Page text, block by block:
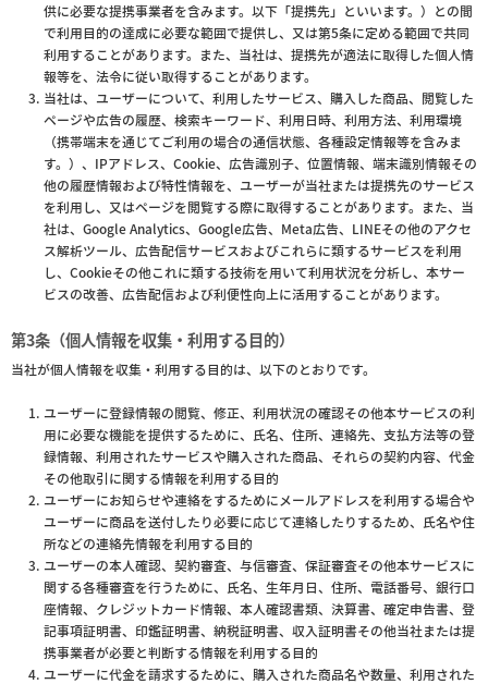
供に必要な提携事業者を含みます。以下「提携先」といいます。）との間
で利用目的の達成に必要な範囲で提供し、又は第5条に定める範囲で共同
利用することがあります。また、当社は、提携先が適法に取得した個人情
報等を、法令に従い取得することがあります。
当社は、ユーザーについて、利用したサービス、購入した商品、閲覧した
ページや広告の履歴、検索キーワード、利用日時、利用方法、利用環境
（携帯端末を通じてご利用の場合の通信状態、各種設定情報等を含みま
す。）、IPアドレス、Cookie、広告識別子、位置情報、端末識別情報その
他の履歴情報および特性情報を、ユーザーが当社または提携先のサービス
を利用し、又はページを閲覧する際に取得することがあります。また、当
社は、Google Analytics、Google広告、Meta広告、LINEその他のアクセ
ス解析ツール、広告配信サービスおよびこれらに類するサービスを利用
し、Cookieその他これに類する技術を用いて利用状況を分析し、本サー
ビスの改善、広告配信および利便性向上に活用することがあります。
第3条（個人情報を収集・利用する目的）
当社が個人情報を収集・利用する目的は、以下のとおりです。
ユーザーに登録情報の閲覧、修正、利用状況の確認その他本サービスの利
用に必要な機能を提供するために、氏名、住所、連絡先、支払方法等の登
録情報、利用されたサービスや購入された商品、それらの契約内容、代金
その他取引に関する情報を利用する目的
ユーザーにお知らせや連絡をするためにメールアドレスを利用する場合や
ユーザーに商品を送付したり必要に応じて連絡したりするため、氏名や住
所などの連絡先情報を利用する目的
ユーザーの本人確認、契約審査、与信審査、保証審査その他本サービスに
関する各種審査を行うために、氏名、生年月日、住所、電話番号、銀行口
座情報、クレジットカード情報、本人確認書類、決算書、確定申告書、登
記事項証明書、印鑑証明書、納税証明書、収入証明書その他当社または提
携事業者が必要と判断する情報を利用する目的
ユーザーに代金を請求するために、購入された商品名や数量、利用された